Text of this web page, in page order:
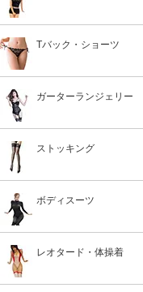
Tバック・ショーツ
ガーターランジェリー
ストッキング
ボディスーツ
レオタード・体操着